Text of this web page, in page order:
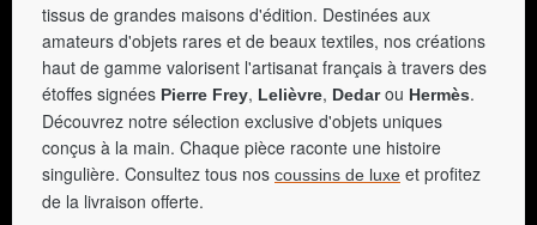
tissus de grandes maisons d'édition. Destinées aux
amateurs d'objets rares et de beaux textiles, nos créations
haut de gamme valorisent l'artisanat français à travers des
étoffes signées Pierre Frey, Lelièvre, Dedarou Hermès.
Découvrez notre sélection exclusive d'objets uniques
conçus à la main. Chaque pièce raconte une histoire
singulière. Consultez tous nos coussins de luxe et profitez
de la livraison offerte.